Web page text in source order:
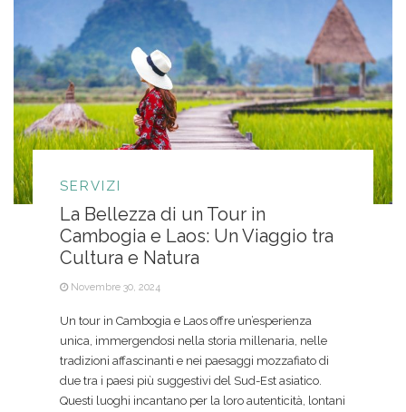
SERVIZI
La Bellezza di un Tour in
Cambogia e Laos: Un Viaggio tra
Cultura e Natura
Novembre 30, 2024
Un tour in Cambogia e Laos offre un’esperienza
unica, immergendosi nella storia millenaria, nelle
tradizioni affascinanti e nei paesaggi mozzafiato di
due tra i paesi più suggestivi del Sud-Est asiatico.
Questi luoghi incantano per la loro autenticità, lontani